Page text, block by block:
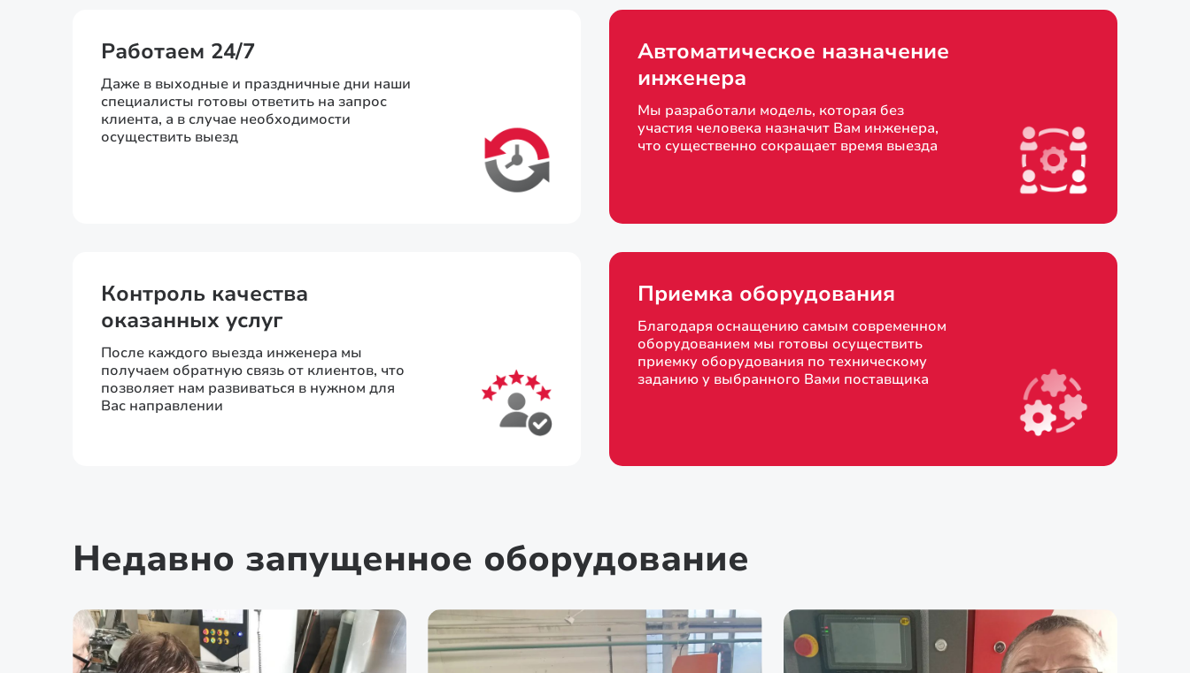
Работаем 24/7
Даже в выходные и праздничные дни наши
специалисты готовы ответить на запрос
клиента, а в случае необходимости
осуществить выезд
Автоматическое назначение
инженера
Мы разработали модель, которая без
участия человека назначит Вам инженера,
что существенно сокращает время выезда
Контроль качества
оказанных услуг
После каждого выезда инженера мы
получаем обратную связь от клиентов, что
позволяет нам развиваться в нужном для
Вас направлении
Приемка оборудования
Благодаря оснащению самым современном
оборудованием мы готовы осуществить
приемку оборудования по техническому
заданию у выбранного Вами поставщика
Недавно запущенное оборудование